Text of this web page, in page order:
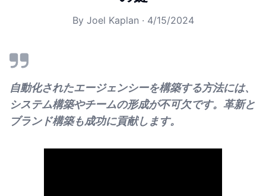
By Joel Kaplan · 4/15/2024
自動化されたエージェンシーを構築する方法には、
システム構築やチームの形成が不可欠です。革新と
ブランド構築も成功に貢献します。